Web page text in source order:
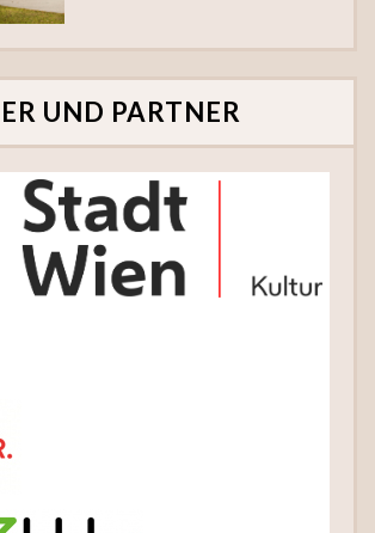
UND PARTNER